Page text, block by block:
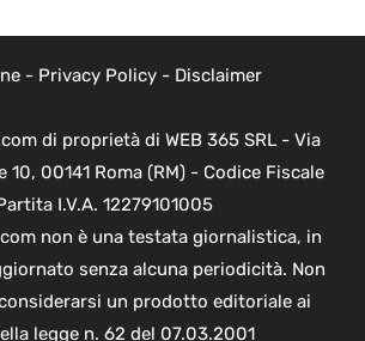
- Privacy Policy- Disclaimer
di proprietà di WEB 365 SRL - Via
10, 00141 Roma (RM) - Codice Fiscale
I.V.A. 12279101005
non è una testata giornalistica, in
senza alcuna periodicità. Non
un prodotto editoriale ai
legge n. 62 del 07.03.2001